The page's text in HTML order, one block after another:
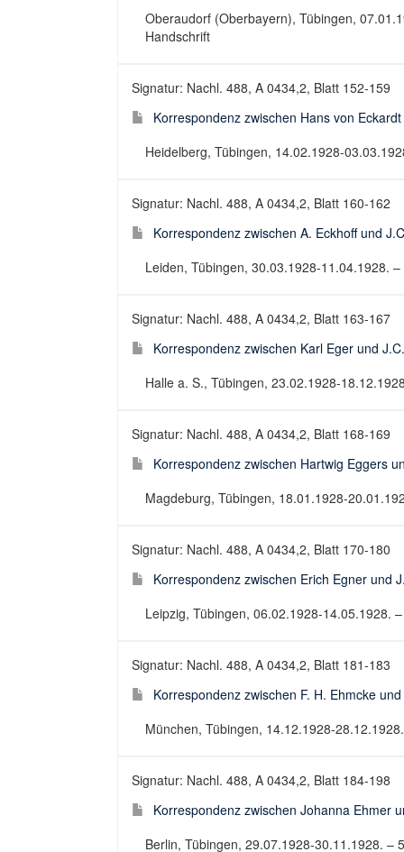
Oberaudorf (Oberbayern), Tübingen,
Handschrift
Signatur: Nachl. 488, A 0434,2, Blatt 152-159
Korrespondenz zwischen Hans von
Heidelberg, Tübingen, 14.02.1928-
Signatur: Nachl. 488, A 0434,2, Blatt 160-162
Korrespondenz zwischen A. Eckhoff und
Leiden, Tübingen, 30.03.1928-11.04.1928.
Signatur: Nachl. 488, A 0434,2, Blatt 163-167
Korrespondenz zwischen Karl Eger und
Halle a. S., Tübingen, 23.02.1928-
Signatur: Nachl. 488, A 0434,2, Blatt 168-169
Korrespondenz zwischen Hartwig Eggers
Magdeburg, Tübingen, 18.01.1928-
Signatur: Nachl. 488, A 0434,2, Blatt 170-180
Korrespondenz zwischen Erich Egner und
Leipzig, Tübingen, 06.02.1928-14.05.1928.
Signatur: Nachl. 488, A 0434,2, Blatt 181-183
Korrespondenz zwischen F. H. Ehmcke
München, Tübingen, 14.12.1928-
Signatur: Nachl. 488, A 0434,2, Blatt 184-198
Korrespondenz zwischen Johanna Ehmer
Berlin, Tübingen, 29.07.1928-30.11.1928. –